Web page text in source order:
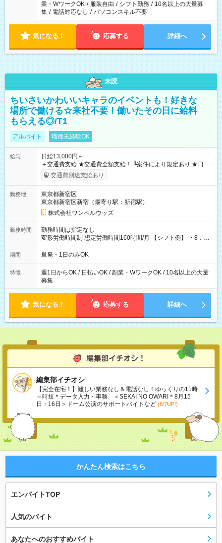
業・WワークOK / 服装自由 / シフト勤務 / 10名以上の大量募
集 / 電話対応なし / パソコンスキル不要
気になる！ 応募する 詳細へ
未読
ちいさいかわいいキャラのイベントも！好きな
場所で働ける☆来社不要！働いたその日に給料
もらえる◎/T1
アルバイト 職種未経験OK
給与
日給13,000円～
＋交通費支給 ★交通費全額支給！ ┗案件により規定あり ★日払
いOK！（規定あり） ┗働いたその日に現金GET♪ お仕事後はコ
ンビニATMから 日払い分を引き落とせます！ 【試用期間】試
交通費別途支給あり
勤務地
東京都新宿区
東京都新宿区新宿（最寄り駅：新宿駅）
株式会社ワンベルウッズ
勤務時間
勤務時間は指定なし
変形労働時間制 想定労働時間160時間/月 【シフト例】 ・8：00
～21：00
期間 単発・1日のみOK
特徴
週1日からOK / 日払いOK / 副業・WワークOK / 10名以上の大量
募集
気になる！ 応募する 詳細へ
編集部イチオシ
【完全在宅！】難しい業務なし＆電話なし！ゆっくりの11時
～時短＊データ入力・事務、＜SEKAI NO OWARI＊8月15
日・16日＞ドーム公演のサポートバイトなど (8/7UP!)
かんたん検索はこちら
エンバイトTOP
人気のバイト
あなたへのおすすめバイト